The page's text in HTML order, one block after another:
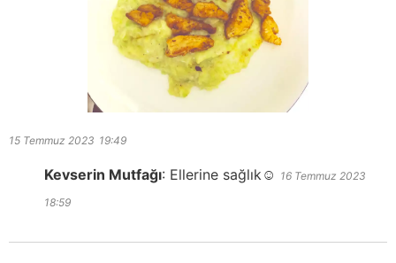
15 Temmuz 2023 19:49
Kevserin Mutfağı: Ellerine sağlık☺️ 16 Temmuz 2023
18:59